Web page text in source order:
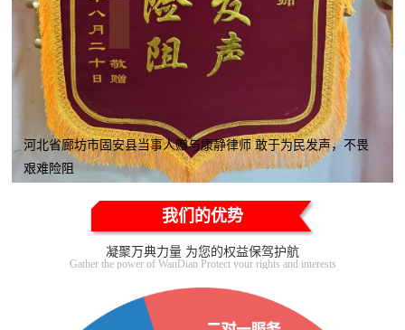
河北省廊坊市固安县当事人赠与康静律师 敢于为民发声，不畏
艰难险阻
我们的优势
凝聚万典力量 为您的权益保驾护航
Gather the power of WanDian Protect your rights and interests